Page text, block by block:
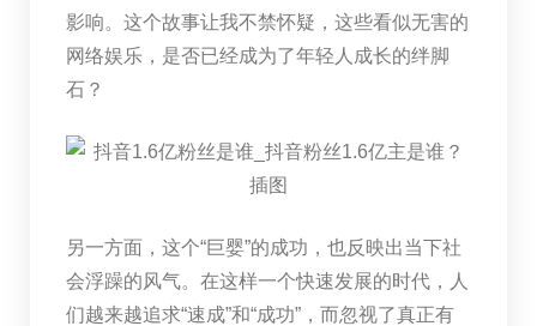
影响。这个故事让我不禁怀疑，这些看似无害的
网络娱乐，是否已经成为了年轻人成长的绊脚
石？
另一方面，这个“巨婴”的成功，也反映出当下社
会浮躁的风气。在这样一个快速发展的时代，人
们越来越追求“速成”和“成功”，而忽视了真正有